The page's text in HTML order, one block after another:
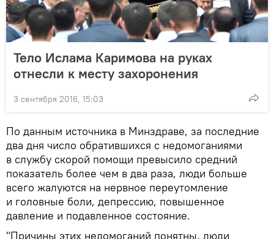
Тело Ислама Каримова на руках
отнесли к месту захоронения
3 сентября 2016, 15:03
По данным источника в Минздраве, за последние
два дня число обратившихся с недомоганиями
в службу скорой помощи превысило средний
показатель более чем в два раза, люди больше
всего жалуются на нервное переутомление
и головные боли, депрессию, повышенное
давление и подавленное состояние.
"Причины этих недомоганий понятны, люди